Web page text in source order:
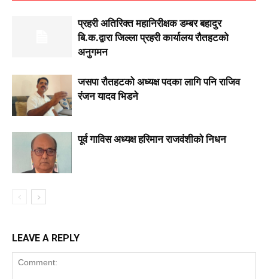
प्रहरी अतिरिक्त महानिरीक्षक डम्बर बहादुर
बि.क.द्वारा जिल्ला प्रहरी कार्यालय रौतहटको
अनुगमन
जसपा राैतहटको अध्यक्ष पदका लागि पनि राजिव
रंजन यादव भिडने
पूर्व गाविस अध्यक्ष हरिमान राजवंशीको निधन
LEAVE A REPLY